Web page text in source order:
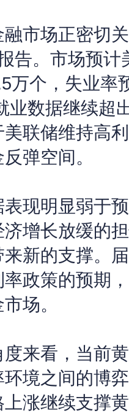
市场正密切
告。市场预计
万个，失业率
业数据继续超
联储维持高
弹空间。
现明显弱于
增长放缓的
新的支撑。
政策的预期
场。
来看，当前
境之间的博
涨继续支撑